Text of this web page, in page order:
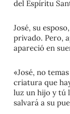
del Espíritu
José, su
privado. Pero,
apareció en
«José, no
criatura que
luz un hijo y tú
salvará a su